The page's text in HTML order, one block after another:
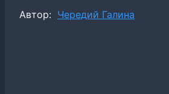
Метки
Автор: Чередий Галина